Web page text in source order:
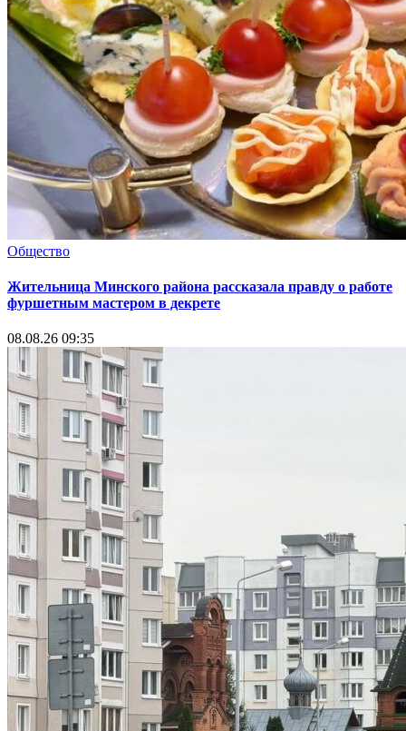
Общество
Жительница Минского района рассказала правду о работе
фуршетным мастером в декрете
08.08.26 09:35